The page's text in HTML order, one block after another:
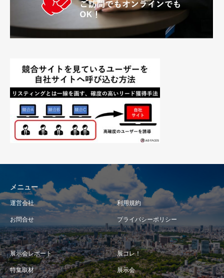
メニュー
運営会社 利用規約
お問合せ プライバシーポリシー
展示会レポート 展コレ！
特集取材 展示会